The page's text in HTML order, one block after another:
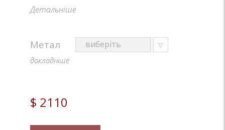
Детальніше
Метал
докладніше
$ 2110